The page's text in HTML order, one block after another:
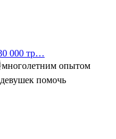
000 тр…
опытом
помочь